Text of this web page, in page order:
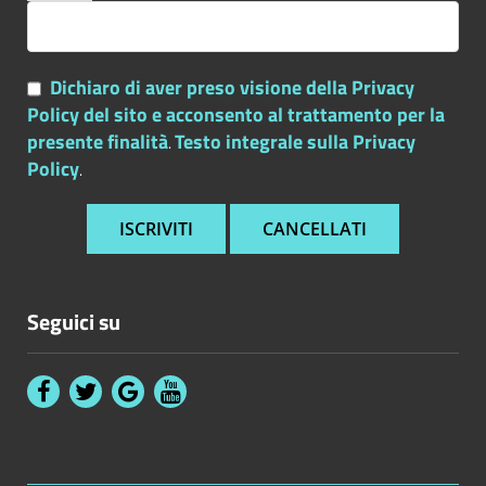
Dichiaro di aver preso visione della Privacy
Policy del sito e acconsento al trattamento per la
presente finalità.Testo integrale sulla Privacy
Policy.
Seguici su